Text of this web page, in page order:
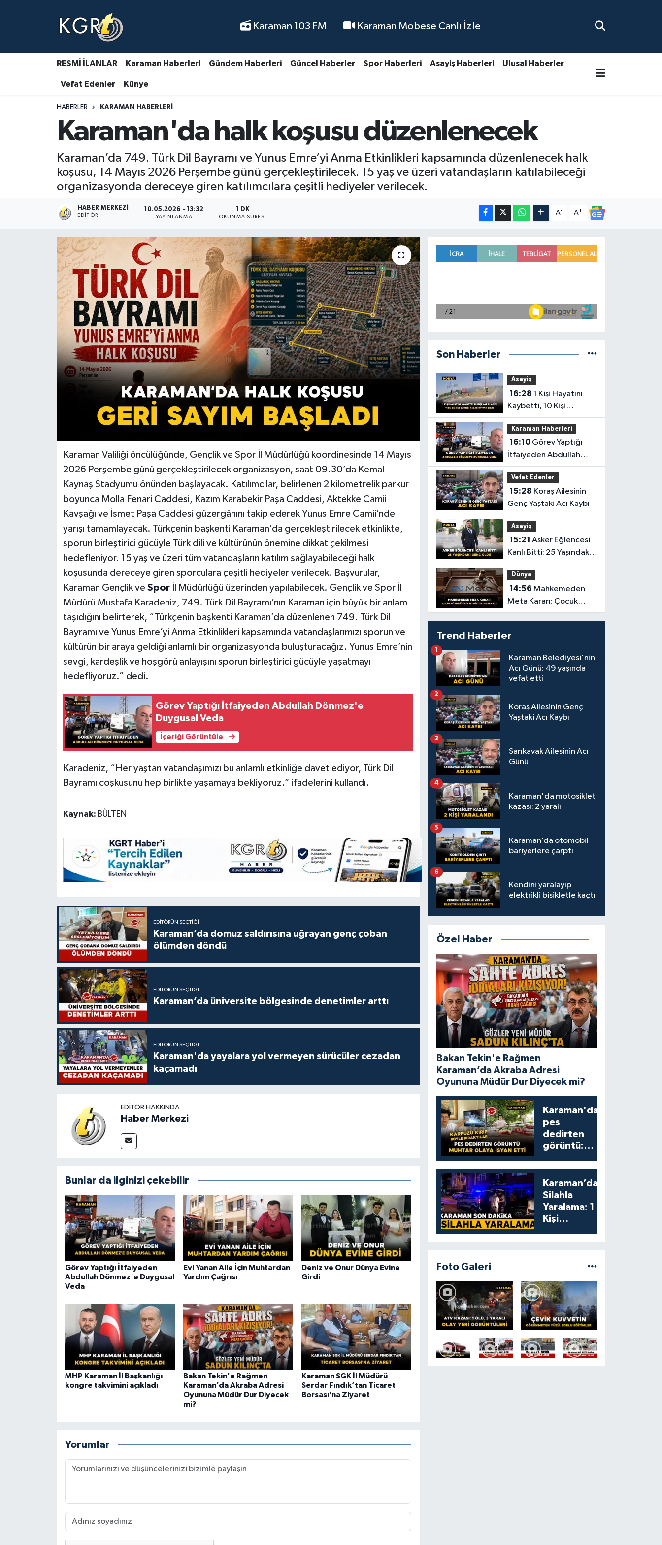
Karaman 103 FM Karaman Mobese Canlı İzle
RESMİ İLANLAR Karaman Haberleri Gündem Haberleri Güncel Haberler Spor Haberleri Asayiş Haberleri Ulusal Haberler
Vefat Edenler Künye
HABERLER KARAMAN HABERLERI
Karaman'da halk koşusu düzenlenecek
Karaman’da 749. Türk Dil Bayramı ve Yunus Emre’yi Anma Etkinlikleri kapsamında düzenlenecek halk
koşusu, 14 Mayıs 2026 Perşembe günü gerçekleştirilecek. 15 yaş ve üzeri vatandaşların katılabileceği
organizasyonda dereceye giren katılımcılara çeşitli hediyeler verilecek.
HABER MERKEZI
EDITÖR
10.05.2026 - 13:32
YAYINLANMA
1 DK
OKUNMA SÜRESI
A- A+
Karaman Valiliği öncülüğünde, Gençlik ve Spor İl Müdürlüğü koordinesinde 14 Mayıs
2026 Perşembe günü gerçekleştirilecek organizasyon, saat 09.30’da Kemal
Kaynaş Stadyumu önünden başlayacak. Katılımcılar, belirlenen 2 kilometrelik parkur
boyunca Molla Fenari Caddesi, Kazım Karabekir Paşa Caddesi, Aktekke Camii
Kavşağı ve İsmet Paşa Caddesi güzergâhını takip ederek Yunus Emre Camii’nde
yarışı tamamlayacak. Türkçenin başkenti Karaman’da gerçekleştirilecek etkinlikte,
sporun birleştirici gücüyle Türk dili ve kültürünün önemine dikkat çekilmesi
hedefleniyor. 15 yaş ve üzeri tüm vatandaşların katılım sağlayabileceği halk
koşusunda dereceye giren sporculara çeşitli hediyeler verilecek. Başvurular,
Karaman Gençlik ve Spor
İl Müdürlüğü üzerinden yapılabilecek. Gençlik ve Spor İl
Müdürü Mustafa Karadeniz, 749. Türk Dil Bayramı’nın Karaman için büyük bir anlam
taşıdığını belirterek, “Türkçenin başkenti Karaman’da düzenlenen 749. Türk Dil
Bayramı ve Yunus Emre’yi Anma Etkinlikleri kapsamında vatandaşlarımızı sporun ve
kültürün bir araya geldiği anlamlı bir organizasyonda buluşturacağız. Yunus Emre’nin
sevgi, kardeşlik ve hoşgörü anlayışını sporun birleştirici gücüyle yaşatmayı
hedefliyoruz.” dedi.
Görev Yaptığı İtfaiyeden Abdullah Dönmez'e
Duygusal Veda
İçeriği Görüntüle
Karadeniz, “Her yaştan vatandaşımızı bu anlamlı etkinliğe davet ediyor, Türk Dil
Bayramı coşkusunu hep birlikte yaşamaya bekliyoruz.” ifadelerini kullandı.
Kaynak: BÜLTEN
EDITÖRÜN SEÇTIĞI
Karaman’da domuz saldırısına uğrayan genç çoban
ölümden döndü
EDITÖRÜN SEÇTIĞI
Karaman’da üniversite bölgesinde denetimler arttı
EDITÖRÜN SEÇTIĞI
Karaman'da yayalara yol vermeyen sürücüler cezadan
kaçamadı
EDITÖR HAKKINDA
Haber Merkezi
Bunlar da ilginizi çekebilir
Görev Yaptığı İtfaiyeden
Abdullah Dönmez'e Duygusal
Veda
Evi Yanan Aile İçin Muhtardan
Yardım Çağrısı
Deniz ve Onur Dünya Evine
Girdi
MHP Karaman İl Başkanlığı
kongre takvimini açıkladı
Bakan Tekin'e Rağmen
Karaman’da Akraba Adresi
Oyununa Müdür Dur Diyecek
mi?
Karaman SGK İl Müdürü
Serdar Fındık’tan Ticaret
Borsası’na Ziyaret
Yorumlar
Son Haberler
Asayiş
16:28
Kaybetti, 10 Kişi
Yaralandı! Tırın Dehşet
Saçtığı Anlar Ortaya
Çıktı
Karaman Haberleri
16:10Görev Yaptığı
İtfaiyeden Abdullah
Dönmez'e Duygusal
Veda
Vefat Edenler
15:28
Genç Yaştaki Acı Kaybı
Asayiş
15:21
Kanlı Bitti: 25 Yaşındaki
Genç Öldü
Dünya
14:56
Meta Kararı: Çocuk
Güvenliği İçin 567
Trend Haberler
Karaman Belediyesi'nin
Acı Günü: 49 yaşında
vefat etti
1
Koraş Ailesinin Genç
Yaştaki Acı Kaybı
2
Sarıkavak Ailesinin Acı
Günü
3
Karaman'da motosiklet
kazası: 2 yaralı
4
Karaman’da otomobil
bariyerlere çarptı
5
Kendini yaralayıp
elektrikli bisikletle kaçtı
6
Özel Haber
Bakan Tekin'e Rağmen
Karaman’da Akraba Adresi
Oyununa Müdür Dur Diyecek mi?
Karaman'da
pes
dedirten
görüntü:
yumruklayıp
yediler,
artıklarını
kamelyada
bıraktılar
Karaman’da
Silahla
Yaralama: 1
Kişi
Foto Galeri
Karaman Haberleri
Gündem Haberleri
Güncel Haberler
Asayiş Haberleri
Ulusal Haberler
Vefat Edenler